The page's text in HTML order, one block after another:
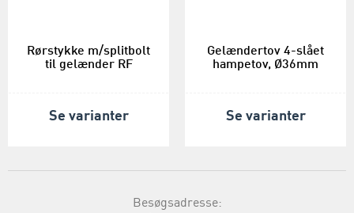
Rørstykke m/splitbolt
til gelænder RF
Se varianter
Gelændertov 4-slået
hampetov, Ø36mm
Se varianter
Besøgsadresse: